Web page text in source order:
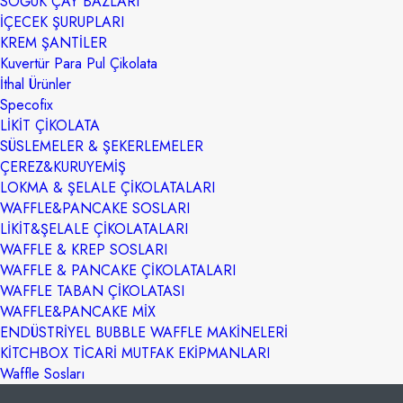
İÇECEK ŞURUPLARI
KREM ŞANTİLER
Kuvertür Para Pul Çikolata
İthal Ürünler
Specofix
LİKİT ÇİKOLATA
SÜSLEMELER & ŞEKERLEMELER
ÇEREZ&KURUYEMİŞ
LOKMA & ŞELALE ÇİKOLATALARI
WAFFLE&PANCAKE SOSLARI
LİKİT&ŞELALE ÇİKOLATALARI
WAFFLE & KREP SOSLARI
WAFFLE & PANCAKE ÇİKOLATALARI
WAFFLE TABAN ÇİKOLATASI
WAFFLE&PANCAKE MİX
ENDÜSTRİYEL BUBBLE WAFFLE MAKİNELERİ
KİTCHBOX TİCARİ MUTFAK EKİPMANLARI
Waffle Sosları